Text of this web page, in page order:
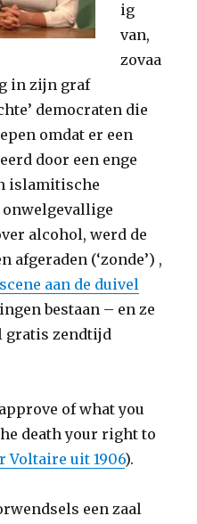
ig
van,
zovaa
in zijn graf
democraten die
omdat er een
door een enge
islamitische
alcohol, werd de
afgeraden (‘zonde’) ,
aan de duivel
bestaan – en ze
gratis zendtijd
of what you
death your right to
Voltaire uit 1906).
een zaal